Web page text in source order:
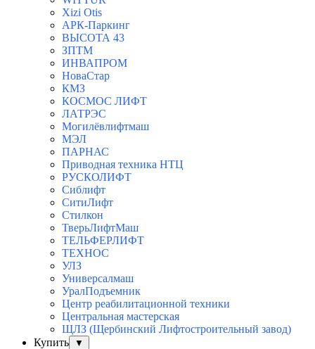
Xizi Otis
АРК-Паркинг
ВЫСОТА 43
ЗПТМ
ИНВАПРОМ
НоваСтар
КМЗ
КОСМОС ЛИФТ
ЛАТРЭС
Могилёвлифтмаш
МЭЛ
ПАРНАС
Приводная техника НТЦ
РУСКОЛИФТ
Сиблифт
СитиЛифт
Стилкон
ТверьЛифтМаш
ТЕЛЬФЕРЛИФТ
ТЕХНОС
УЛЗ
Универсалмаш
УралПодъемник
Центр реабилитационной техники
Центральная мастерская
ЩЛЗ (Щербинский Лифтостроительный завод)
Купить
▼